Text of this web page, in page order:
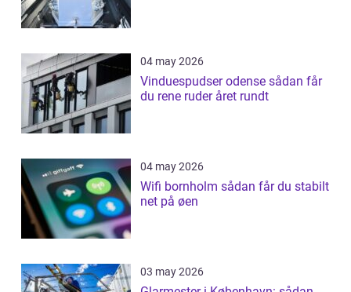
04 may 2026
Vinduespudser odense sådan får
du rene ruder året rundt
04 may 2026
Wifi bornholm sådan får du stabilt
net på øen
03 may 2026